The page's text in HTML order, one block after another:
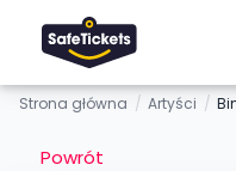
Strona główna / Artyści /
Powrót